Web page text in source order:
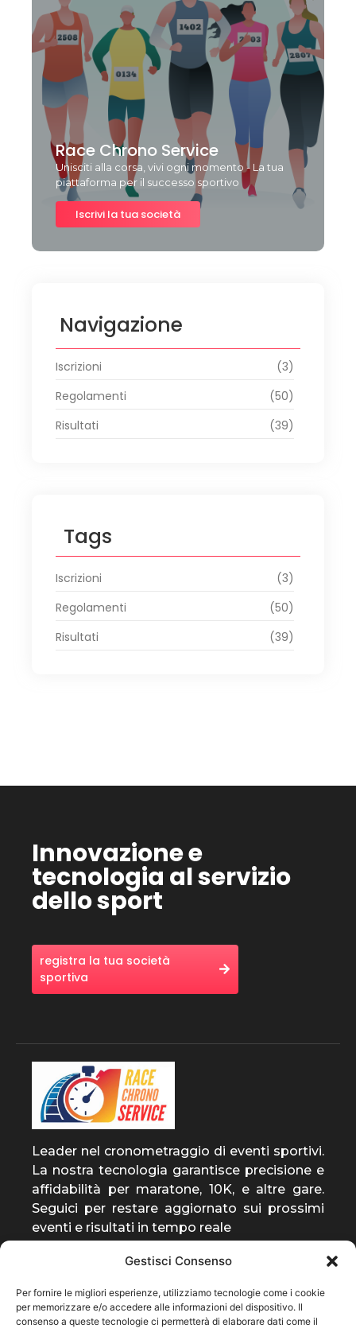
Gestisci Consenso
Per fornire le migliori esperienze, utilizziamo tecnologie come i cookie
per memorizzare e/o accedere alle informazioni del dispositivo. Il
consenso a queste tecnologie ci permetterà di elaborare dati come il
Race Chrono Service
Unisciti alla corsa, vivi ogni momento - La tua
piattaforma per il successo sportivo
Iscrivi la tua società
Navigazione
Iscrizioni
(3)
Regolamenti
(50)
Risultati
(39)
Tags
Iscrizioni
(3)
Regolamenti
(50)
Risultati
(39)
Innovazione e
tecnologia al servizio
dello sport
registra la tua società
sportiva
Leader nel cronometraggio di eventi sportivi.
La nostra tecnologia garantisce precisione e
affidabilità per maratone, 10K, e altre gare.
Seguici per restare aggiornato sui prossimi
eventi e risultati in tempo reale
entra a far parte della
community